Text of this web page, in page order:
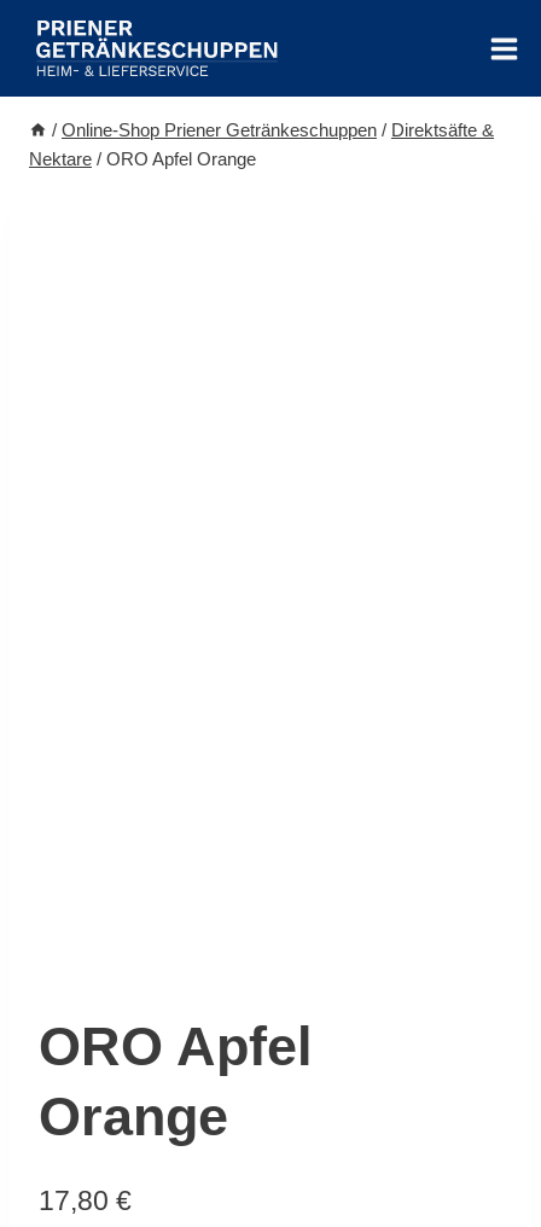
Zum
Inhalt
springen
/ Online-Shop Priener Getränkeschuppen / Direktsäfte &
Nektare / ORO Apfel Orange
ORO Apfel
Orange
17,80 €